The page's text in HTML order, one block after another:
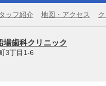
ッフ紹介 地図・アクセス
場歯科クリニック
3丁目1-6